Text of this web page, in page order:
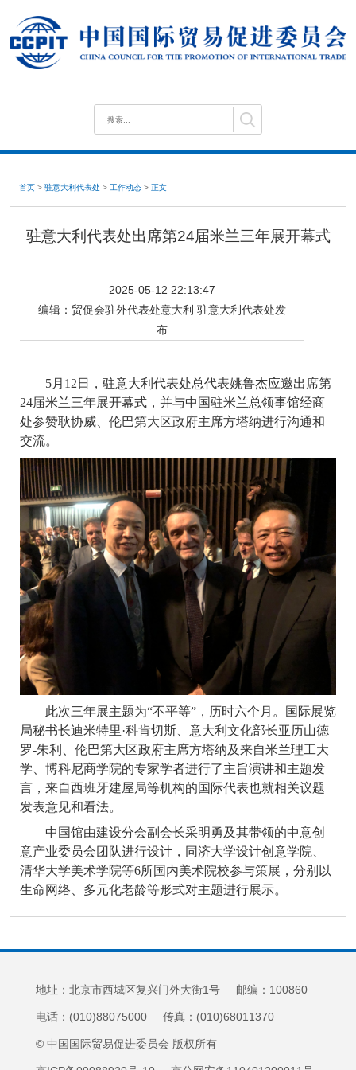
首页 > 驻意大利代表处 > 工作动态 > 正文
驻意大利代表处出席第24届米兰三年展开幕式
2025-05-12 22:13:47
编辑： 贸促会驻外代表处意大利 驻意大利代表处发
布
5月12日，驻意大利代表处总代表姚鲁杰应邀出席第
24届米兰三年展开幕式，并与中国驻米兰总领事馆经商
处参赞耿协威、伦巴第大区政府主席方塔纳进行沟通和
交流。
此次三年展主题为“不平等”，历时六个月。国际展览
局秘书长迪米特里·科肯切斯、意大利文化部长亚历山德
罗-朱利、伦巴第大区政府主席方塔纳及来自米兰理工大
学、博科尼商学院的专家学者进行了主旨演讲和主题发
言，来自西班牙建屋局等机构的国际代表也就相关议题
发表意见和看法。
中国馆由建设分会副会长采明勇及其带领的中意创
意产业委员会团队进行设计，同济大学设计创意学院、
清华大学美术学院等6所国内美术院校参与策展，分别以
生命网络、多元化老龄等形式对主题进行展示。
地址：北京市西城区复兴门外大街1号 邮编：100860
电话：(010)88075000 传真：(010)68011370
© 中国国际贸易促进委员会 版权所有